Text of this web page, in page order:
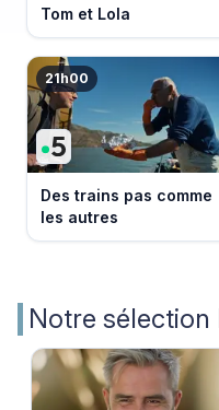
Tom et Lola
21h00
Des trains pas comme
les autres
Notre sélection